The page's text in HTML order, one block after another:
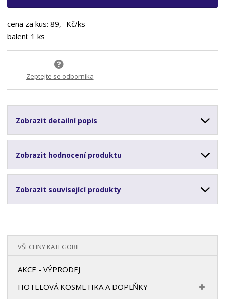
cena za kus: 89,- Kč/ks
balení: 1 ks
Zeptejte se odborníka
Zobrazit detailní popis
Zobrazit hodnocení produktu
Zobrazit související produkty
VŠECHNY KATEGORIE
AKCE - VÝPRODEJ
HOTELOVÁ KOSMETIKA A DOPLŇKY